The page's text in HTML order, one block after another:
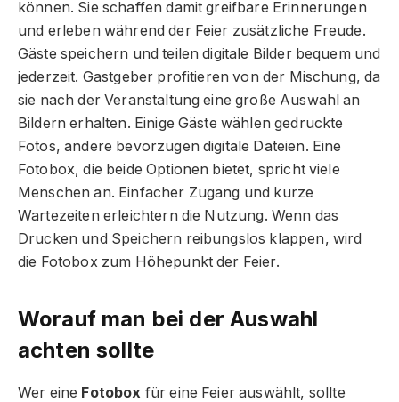
können. Sie schaffen damit greifbare Erinnerungen
und erleben während der Feier zusätzliche Freude.
Gäste speichern und teilen digitale Bilder bequem und
jederzeit. Gastgeber profitieren von der Mischung, da
sie nach der Veranstaltung eine große Auswahl an
Bildern erhalten. Einige Gäste wählen gedruckte
Fotos, andere bevorzugen digitale Dateien. Eine
Fotobox, die beide Optionen bietet, spricht viele
Menschen an. Einfacher Zugang und kurze
Wartezeiten erleichtern die Nutzung. Wenn das
Drucken und Speichern reibungslos klappen, wird
die Fotobox zum Höhepunkt der Feier.
Worauf man bei der Auswahl
achten sollte
Wer eine Fotobox für eine Feier auswählt, sollte